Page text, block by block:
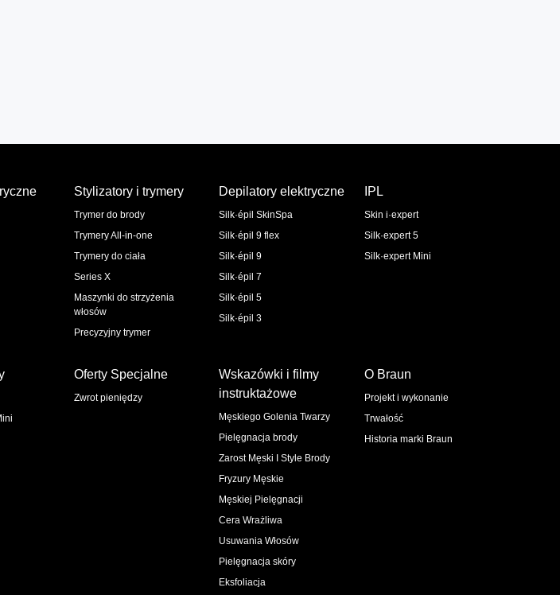
Stylizatory i trymery
Trymer do brody
Trymery All-in-one
Trymery do ciała
Series X
Maszynki do strzyżenia
włosów
Precyzyjny trymer
Depilatory elektryczne
Silk·épil SkinSpa
Silk·épil 9 flex
Silk·épil 9
Silk·épil 7
Silk·épil 5
Silk·épil 3
IPL
Skin i·expert
Silk·expert 5
Silk·expert Mini
Oferty Specjalne
Zwrot pieniędzy
Wskazówki i filmy
instruktażowe
Męskiego Golenia Twarzy
Pielęgnacja brody
Zarost Męski I Style Brody
Fryzury Męskie
Męskiej Pielęgnacji
Cera Wrażliwa
Usuwania Włosów
Pielęgnacja skóry
Eksfoliacja
O Braun
Projekt i wykonanie
Trwałość
Historia marki Braun